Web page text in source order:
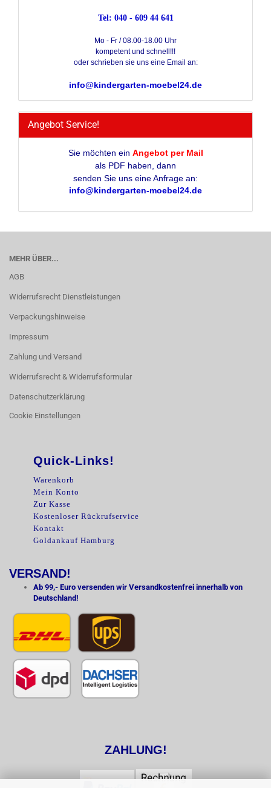
Tel: 040 - 609 44 641
Mo - Fr / 08.00-18.00 Uhr
kompetent und schnell!!!
oder schrieben sie uns eine Email an:
info@kindergarten-moebel24.de
Angebot Service!
Sie möchten ein Angebot per Mail
als PDF haben, dann
senden Sie uns eine Anfrage an:
info@kindergarten-moebel24.de
MEHR ÜBER...
AGB
Widerrufsrecht Dienstleistungen
Verpackungshinweise
Impressum
Zahlung und Versand
Widerrufsrecht & Widerrufsformular
Datenschutzerklärung
Cookie Einstellungen
Quick-Links!
Warenkorb
Mein Konto
Zur Kasse
Kostenloser Rückrufservice
Kontakt
Goldankauf Hamburg
VERSAND!
Ab 99,- Euro versenden wir Versandkostenfrei innerhalb von
Deutschland!
ZAHLUNG!